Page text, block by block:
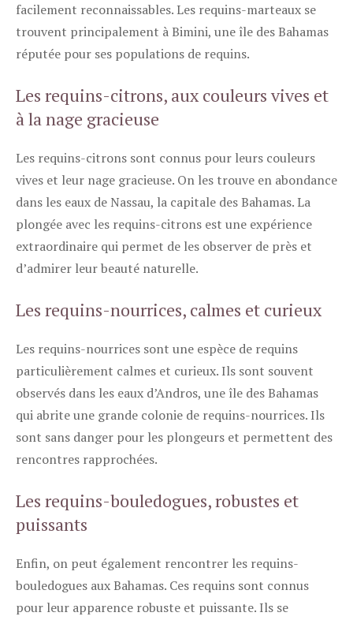
facilement reconnaissables. Les requins-marteaux se
trouvent principalement à Bimini, une île des Bahamas
réputée pour ses populations de requins.
Les requins-citrons, aux couleurs vives et
à la nage gracieuse
Les requins-citrons sont connus pour leurs couleurs
vives et leur nage gracieuse. On les trouve en abondance
dans les eaux de Nassau, la capitale des Bahamas. La
plongée avec les requins-citrons est une expérience
extraordinaire qui permet de les observer de près et
d’admirer leur beauté naturelle.
Les requins-nourrices, calmes et curieux
Les requins-nourrices sont une espèce de requins
particulièrement calmes et curieux. Ils sont souvent
observés dans les eaux d’Andros, une île des Bahamas
qui abrite une grande colonie de requins-nourrices. Ils
sont sans danger pour les plongeurs et permettent des
rencontres rapprochées.
Les requins-bouledogues, robustes et
puissants
Enfin, on peut également rencontrer les requins-
bouledogues aux Bahamas. Ces requins sont connus
pour leur apparence robuste et puissante. Ils se